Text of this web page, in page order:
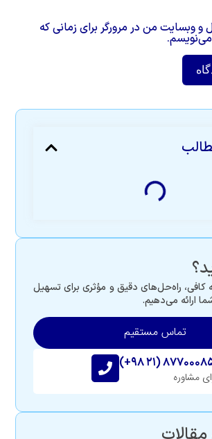
کافی، راه‌حل‌های دقیق و مؤثری برای تسهیل
ارائه می‌دهیم.
تماس مستقیم
۲۱) ۸۷۷۰۰۰۸۵
مشاوره
و وبسایت من در مرورگر برای زمانی که
می‌نویسم.